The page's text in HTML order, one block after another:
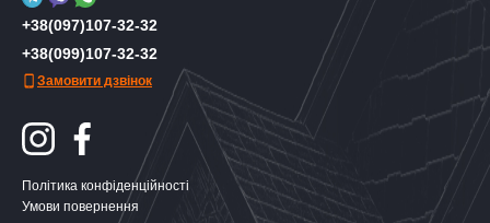
+38(097)107-32-32
+38(099)107-32-32
Замовити дзвінок
Політика конфіденційності
Умови повернення